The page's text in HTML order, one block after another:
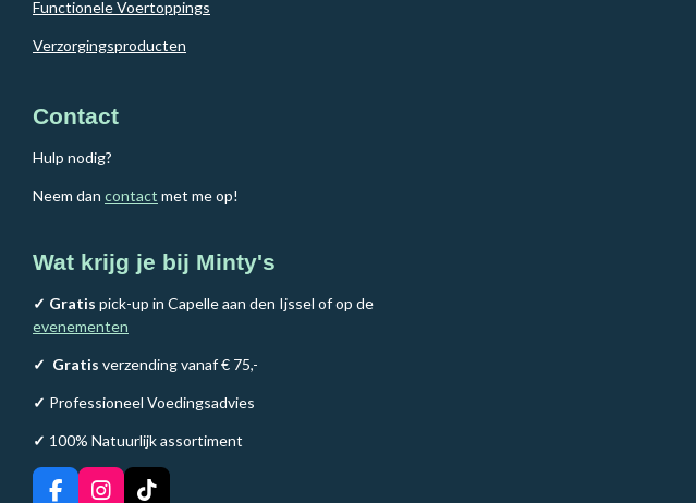
Functionele Voertoppings
Verzorgingsproducten
Contact
Hulp nodig?
Neem dan contact met me op!
Wat krijg je bij Minty's
✓ Gratis pick-up in Capelle aan den Ijssel of op de
evenementen
✓ Gratis verzending vanaf € 75,-
✓ Professioneel Voedingsadvies
✓ 100% Natuurlijk assortiment
F I T